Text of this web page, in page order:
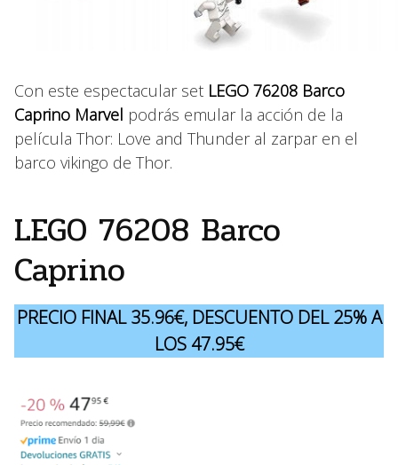
Con este espectacular set LEGO 76208 Barco
Caprino Marvel podrás emular la acción de la
película Thor: Love and Thunder al zarpar en el
barco vikingo de Thor.
LEGO 76208 Barco
Caprino
PRECIO FINAL 35.96€, DESCUENTO DEL 25% A
LOS 47.95€